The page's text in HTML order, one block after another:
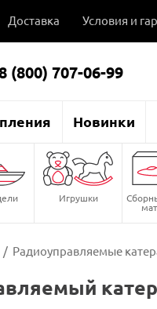
Доставка Условия и
(800) 707-06-99
Новинки
Игрушки
/ Радиоуправляемые